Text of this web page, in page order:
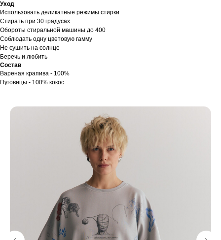
Уход
Использовать деликатные режимы стирки
Стирать при 30 градусах
Обороты стиральной машины до 400
Соблюдать одну цветовую гамму
Не сушить на солнце
Беречь и любить
Состав
Вареная крапива - 100%
Пуговицы - 100% кокос